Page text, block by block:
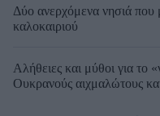
Δύο ανερχόμενα νησιά που
καλοκαιριού
Αλήθειες και μύθοι για το
Ουκρανούς αιχμαλώτους